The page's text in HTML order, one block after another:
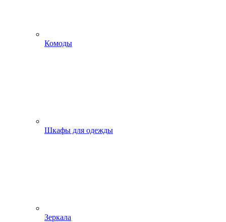
Комоды
Шкафы для одежды
Зеркала